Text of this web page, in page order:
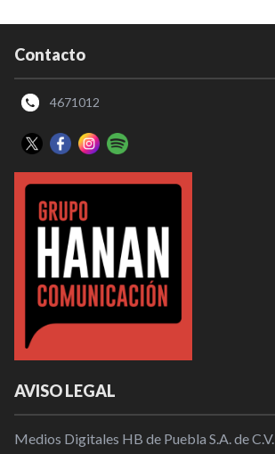
Contacto
4671012
AVISO LEGAL
Medios Digitales HB de Puebla S.A. de C.V.